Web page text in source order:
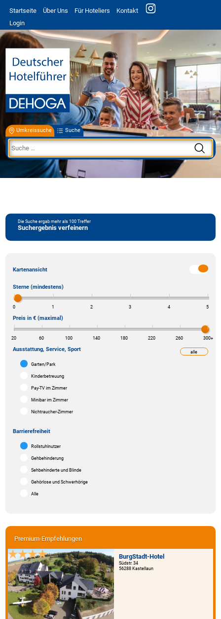
Startseite Über Uns Für Hoteliers
Kontakt
Login
Umkreissuche Suche
Premium-Empfehlungen
BurgStadt-Hotel
Südstr. 34
56288 Kastellaun
Die Suche ergab mehr als 100 Treffer
Suchergebnis verfeinern
Kartenansicht
Sterne (mindestens)
0 1 2 3 4 5
Preis in € (maximal)
20 60 100 140 180 220 260 300+
alle
Ausstattung, Service, Sport
Garten/Park
Kinderbetreuung
Pay-TV im Zimmer
Minibar im Zimmer
Nichtraucher-Zimmer
Barrierefreiheit
Rollstuhlnutzer
Gehbehinderung
Sehbehinderte und Blinde
Gehörlose und Schwerhörige
Alle